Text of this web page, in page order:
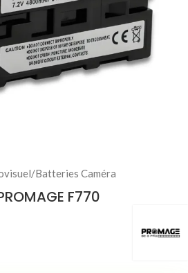
/Batteries Caméra
F770